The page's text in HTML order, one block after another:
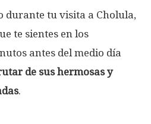
durante tu visita a Cholula,
te sientes en los
antes del medio día
de sus hermosas y
.